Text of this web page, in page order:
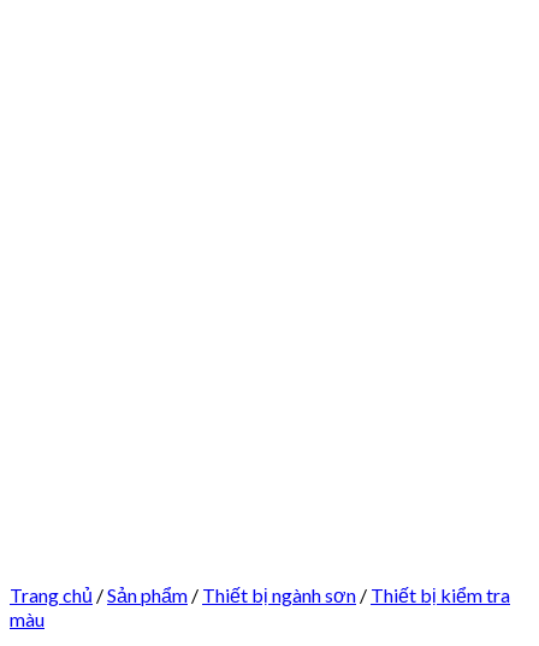
Trang chủ /Sản phẩm / Thiết bị ngành sơn / Thiết bị kiểm tra
màu